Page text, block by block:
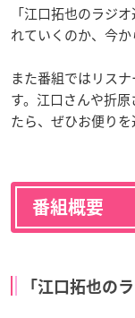
「江口拓也のラジ
れていくのか、今か
また番組ではリス
す。江口さんや折
たら、ぜひお便りを
番組概要
「江口拓也の